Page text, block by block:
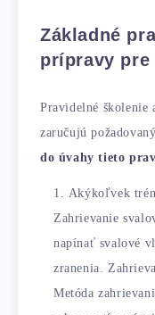
Základné
prípravy
Pravidelné školenie
zaručujú
do úvahy tieto
Akýkoľvek
Zahrievanie
napínať svalové
zranenia.
Metóda